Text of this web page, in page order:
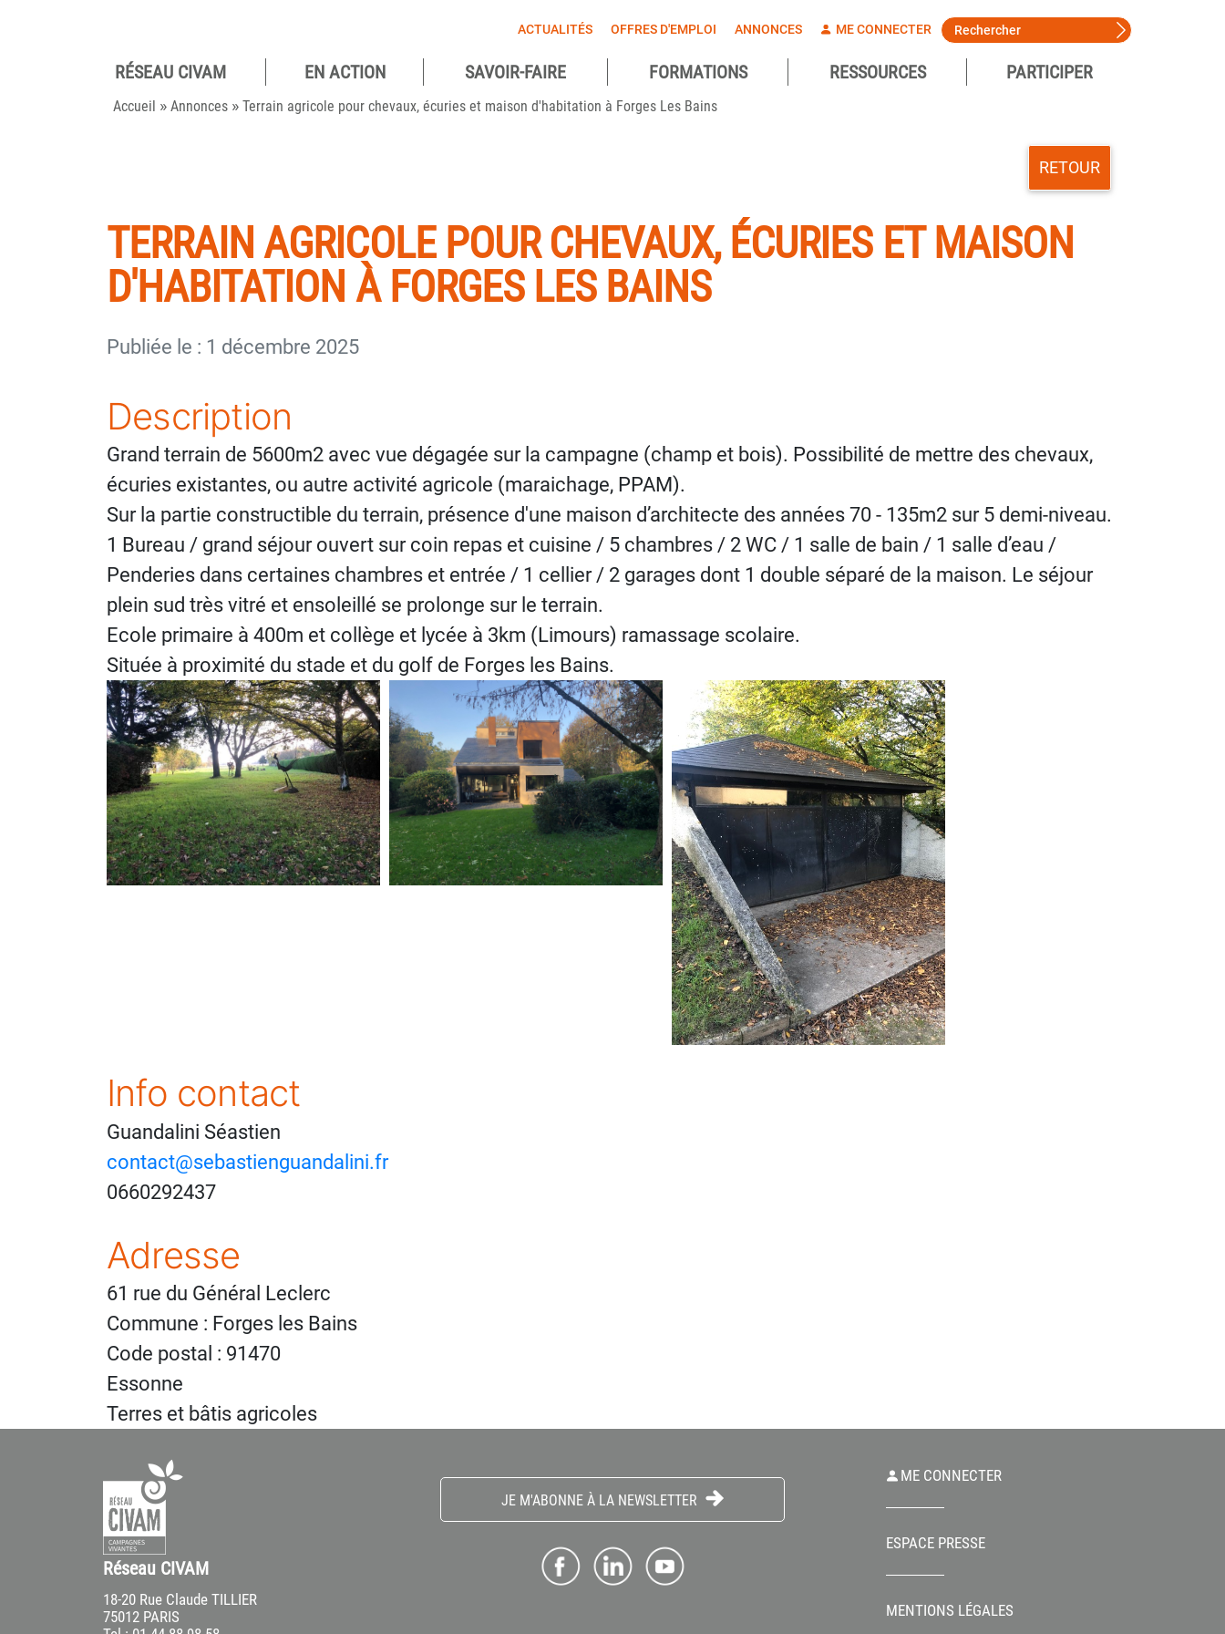
ACTUALITÉS OFFRES D'EMPLOI ANNONCES ME CONNECTER
Pour des
campagnes
RÉSEAU CIVAM EN ACTION SAVOIR-FAIRE FORMATIONS RESSOURCES PARTICIPER
Accueil » Annonces » Terrain agricole pour chevaux, écuries et maison d'habitation à Forges Les Bains
RETOUR
TERRAIN AGRICOLE POUR CHEVAUX, ÉCURIES ET MAISON
D'HABITATION À FORGES LES BAINS
Publiée le : 1 décembre 2025
Description
Grand terrain de 5600m2 avec vue dégagée sur la campagne (champ et bois). Possibilité de mettre des chevaux,
écuries existantes, ou autre activité agricole (maraichage, PPAM).
Sur la partie constructible du terrain, présence d'une maison d’architecte des années 70 - 135m2 sur 5 demi-niveau.
1 Bureau / grand séjour ouvert sur coin repas et cuisine / 5 chambres / 2 WC / 1 salle de bain / 1 salle d’eau /
Penderies dans certaines chambres et entrée / 1 cellier / 2 garages dont 1 double séparé de la maison. Le séjour
plein sud très vitré et ensoleillé se prolonge sur le terrain.
Ecole primaire à 400m et collège et lycée à 3km (Limours) ramassage scolaire.
Située à proximité du stade et du golf de Forges les Bains.
Info contact
Guandalini Séastien
contact@sebastienguandalini.fr
0660292437
Adresse
61 rue du Général Leclerc
Commune : Forges les Bains
Code postal : 91470
Essonne
Terres et bâtis agricoles
Réseau CIVAM
18-20 Rue Claude TILLIER
75012 PARIS
JE M'ABONNE À LA NEWSLETTER
ME CONNECTER
ESPACE PRESSE
MENTIONS LÉGALES